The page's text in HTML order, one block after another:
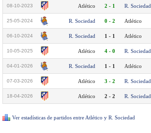
08-10-2023 Atlético 2 - 1 R. Sociedad
25-05-2024 R. Sociedad 0 - 2 Atlético
06-10-2024 R. Sociedad 1 - 1 Atlético
10-05-2025 Atlético 4 - 0 R. Sociedad
04-01-2026 R. Sociedad 1 - 1 Atlético
07-03-2026 Atlético 3 - 2 R. Sociedad
18-04-2026 Atlético 2 - 2 R. Sociedad
Ver estadísticas de partidos entre Atlético y R. Sociedad